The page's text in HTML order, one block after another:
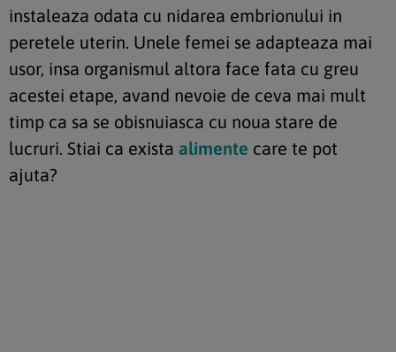
instaleaza odata cu nidarea embrionului in
peretele uterin. Unele femei se adapteaza mai
usor, insa organismul altora face fata cu greu
acestei etape, avand nevoie de ceva mai mult
timp ca sa se obisnuiasca cu noua stare de
lucruri. Stiai ca exista alimente care te pot
ajuta?